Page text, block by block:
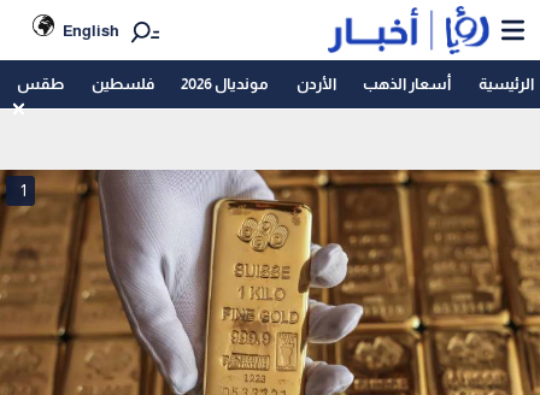
English
الرئيسية أسعار الذهب الأردن مونديال 2026 فلسطين طقس
1